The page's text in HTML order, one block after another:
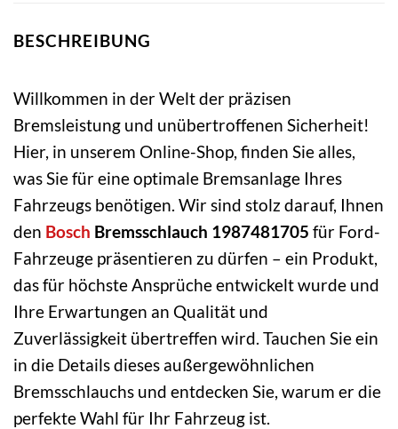
BESCHREIBUNG
Willkommen in der Welt der präzisen
Bremsleistung und unübertroffenen Sicherheit!
Hier, in unserem Online-Shop, finden Sie alles,
was Sie für eine optimale Bremsanlage Ihres
Fahrzeugs benötigen. Wir sind stolz darauf, Ihnen
den Bosch Bremsschlauch 1987481705 für Ford-
Fahrzeuge präsentieren zu dürfen – ein Produkt,
das für höchste Ansprüche entwickelt wurde und
Ihre Erwartungen an Qualität und
Zuverlässigkeit übertreffen wird. Tauchen Sie ein
in die Details dieses außergewöhnlichen
Bremsschlauchs und entdecken Sie, warum er die
perfekte Wahl für Ihr Fahrzeug ist.